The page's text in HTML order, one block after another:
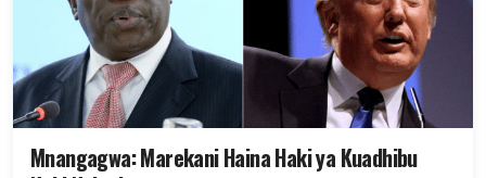
Mnangagwa: Marekani Haina Haki ya Kuadhibu